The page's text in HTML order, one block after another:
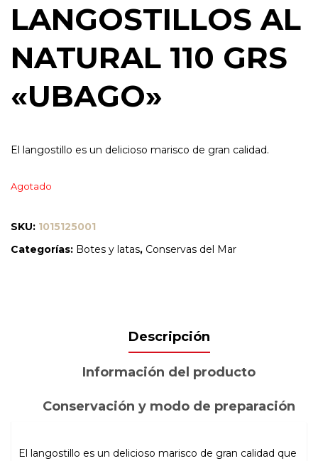
LANGOSTILLOS AL
NATURAL 110 GRS
«UBAGO»
El langostillo es un delicioso marisco de gran calidad.
Agotado
SKU: 1015125001
Categorías: Botes y latas, Conservas del Mar
Descripción
Información del producto
Conservación y modo de preparación
El langostillo es un delicioso marisco de gran calidad que